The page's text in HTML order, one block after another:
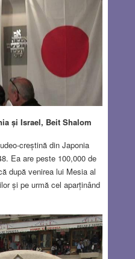
și Israel, Beit Shalom
creștină din Japonia
Ea are peste 100,000 de
după venirea lui Mesia al
și pe urmă cel aparținând